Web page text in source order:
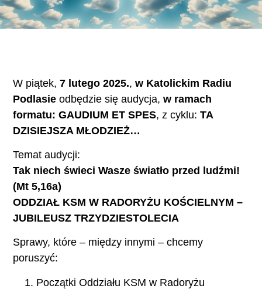
W piątek,7 lutego 2025.,w Katolickim Radiu
Podlasie odbędzie się audycja,w ramach
formatu: GAUDIUM ET SPES, z cyklu:TA
DZISIEJSZA MŁODZIEŻ…
Temat audycji:
Tak niech świeci Wasze światło przed ludźmi!
(Mt 5,16a)
ODDZIAŁ KSM W RADORYŻU KOŚCIELNYM –
JUBILEUSZ TRZYDZIESTOLECIA
Sprawy, które – między innymi – chcemy
poruszyć:
Początki Oddziału KSM w Radoryżu